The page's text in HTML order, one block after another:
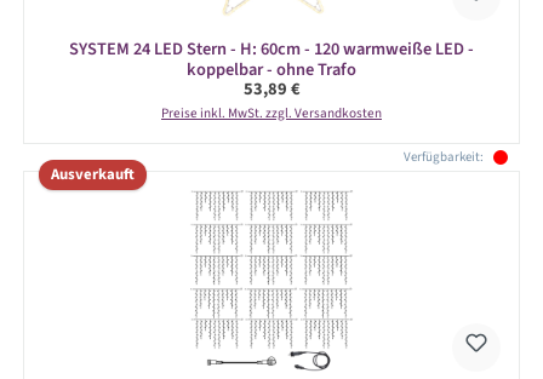
SYSTEM 24 LED Stern - H: 60cm - 120 warmweiße LED -
koppelbar - ohne Trafo
Regulärer Preis:
53,89 €
Preise inkl. MwSt. zzgl. Versandkosten
Verfügbarkeit:
Ausverkauft